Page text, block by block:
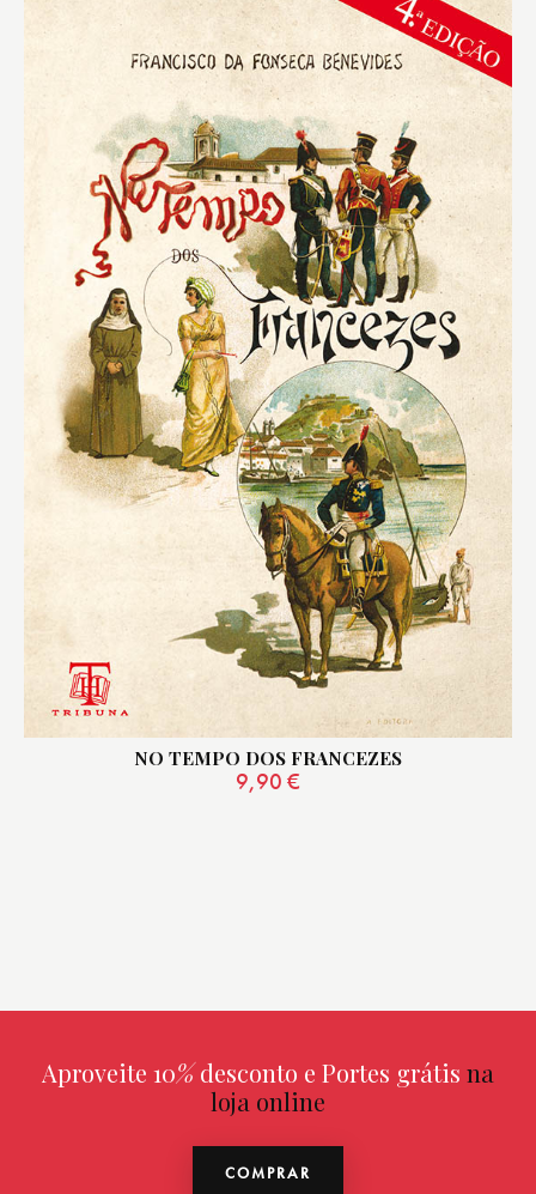
NO TEMPO DOS FRANCEZES
9,90 €
Aproveite 10%desconto e Portes grátis na
loja online
COMPRAR